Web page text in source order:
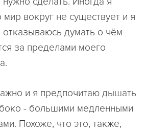
мир вокруг не существует и я
думать о чём-
за пределами моего
и я предпочитаю дышать
- большими медленными
Похоже, что это, также,